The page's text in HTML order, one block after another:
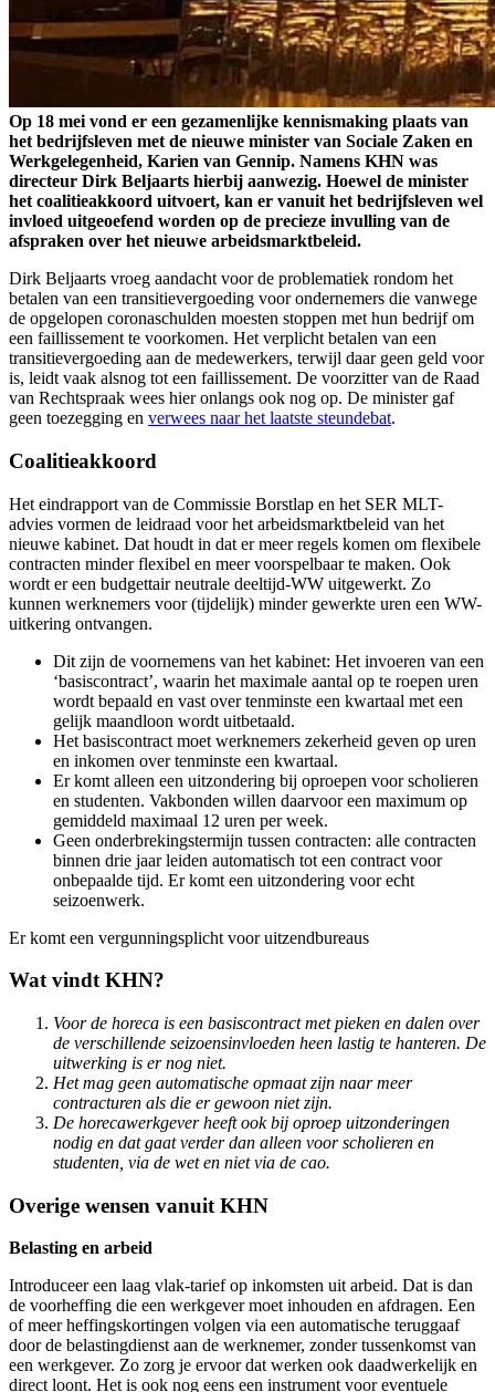
Op 18 mei vond er een gezamenlijke kennismaking plaats van
het bedrijfsleven met de nieuwe minister van Sociale Zaken en
Werkgelegenheid, Karien van Gennip. Namens KHN was
directeur Dirk Beljaarts hierbij aanwezig. Hoewel de minister
het coalitieakkoord uitvoert, kan er vanuit het bedrijfsleven wel
invloed uitgeoefend worden op de precieze invulling van de
afspraken over het nieuwe arbeidsmarktbeleid.
Dirk Beljaarts vroeg aandacht voor de problematiek rondom het
betalen van een transitievergoeding voor ondernemers die vanwege
de opgelopen coronaschulden moesten stoppen met hun bedrijf om
een faillissement te voorkomen. Het verplicht betalen van een
transitievergoeding aan de medewerkers, terwijl daar geen geld voor
is, leidt vaak alsnog tot een faillissement. De voorzitter van de Raad
van Rechtspraak wees hier onlangs ook nog op. De minister gaf
geen toezegging en verwees naar het laatste steundebat.
Coalitieakkoord
Het eindrapport van de Commissie Borstlap en het SER MLT-
advies vormen de leidraad voor het arbeidsmarktbeleid van het
nieuwe kabinet. Dat houdt in dat er meer regels komen om flexibele
contracten minder flexibel en meer voorspelbaar te maken. Ook
wordt er een budgettair neutrale deeltijd-WW uitgewerkt. Zo
kunnen werknemers voor (tijdelijk) minder gewerkte uren een WW-
uitkering ontvangen.
Dit zijn de voornemens van het kabinet: Het invoeren van een
‘basiscontract’, waarin het maximale aantal op te roepen uren
wordt bepaald en vast over tenminste een kwartaal met een
gelijk maandloon wordt uitbetaald.
Het basiscontract moet werknemers zekerheid geven op uren
en inkomen over tenminste een kwartaal.
Er komt alleen een uitzondering bij oproepen voor scholieren
en studenten. Vakbonden willen daarvoor een maximum op
gemiddeld maximaal 12 uren per week.
Geen onderbrekingstermijn tussen contracten: alle contracten
binnen drie jaar leiden automatisch tot een contract voor
onbepaalde tijd. Er komt een uitzondering voor echt
seizoenwerk.
Er komt een vergunningsplicht voor uitzendbureaus
Wat vindt KHN?
Voor de horeca is een basiscontract met pieken en dalen over
de verschillende seizoensinvloeden heen lastig te hanteren. De
uitwerking is er nog niet.
Het mag geen automatische opmaat zijn naar meer
contracturen als die er gewoon niet zijn.
De horecawerkgever heeft ook bij oproep uitzonderingen
nodig en dat gaat verder dan alleen voor scholieren en
studenten, via de wet en niet via de cao.
Overige wensen vanuit KHN
Belasting en arbeid
Introduceer een laag vlak-tarief op inkomsten uit arbeid. Dat is dan
de voorheffing die een werkgever moet inhouden en afdragen. Een
of meer heffingskortingen volgen via een automatische teruggaaf
door de belastingdienst aan de werknemer, zonder tussenkomst van
een werkgever. Zo zorg je ervoor dat werken ook daadwerkelijk en
direct loont. Het is ook nog eens een instrument voor eventuele